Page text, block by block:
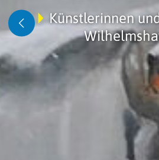
Künstlerinnen